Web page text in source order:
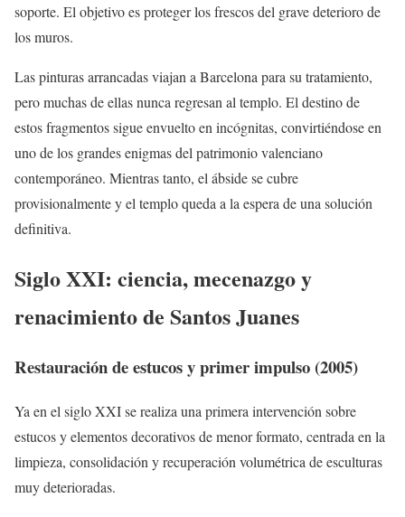
soporte. El objetivo es proteger los frescos del grave deterioro de
los muros.
Las pinturas arrancadas viajan a Barcelona para su tratamiento,
pero muchas de ellas nunca regresan al templo. El destino de
estos fragmentos sigue envuelto en incógnitas, convirtiéndose en
uno de los grandes enigmas del patrimonio valenciano
contemporáneo. Mientras tanto, el ábside se cubre
provisionalmente y el templo queda a la espera de una solución
definitiva.
Siglo XXI: ciencia, mecenazgo y
renacimiento de Santos Juanes
Restauración de estucos y primer impulso (2005)
Ya en el siglo XXI se realiza una primera intervención sobre
estucos y elementos decorativos de menor formato, centrada en la
limpieza, consolidación y recuperación volumétrica de esculturas
muy deterioradas.